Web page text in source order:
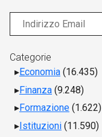
Categorie
Economia (16.435)
Finanza (9.248)
Formazione (1.622)
Istituzioni (11.590)